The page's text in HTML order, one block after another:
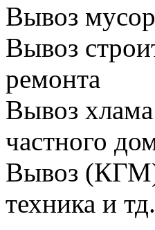
Вывоз
Вывоз
ремонта
Вывоз
частного
Вывоз (КГМ)
техника и